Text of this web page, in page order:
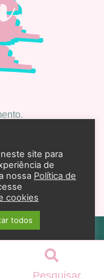
reservados
site para
de
nossa Política de
cookies
todos
Pesquisar